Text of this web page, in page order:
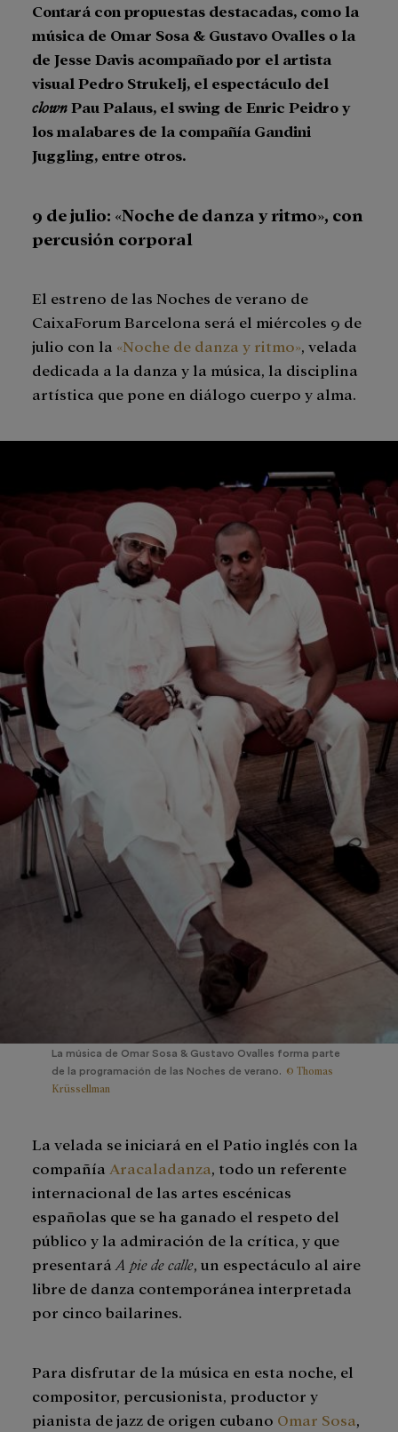
Contará con propuestas destacadas, como la
música de Omar Sosa & Gustavo Ovalles o la
de Jesse Davis acompañado por el artista
visual Pedro Strukelj, el espectáculo del
clownPau Palaus, el swing de Enric Peidro y
los malabares de la compañía Gandini
Juggling, entre otros.
9 de julio: «Noche de danza y ritmo», con
percusión corporal
El estreno de las Noches de verano de
CaixaForum Barcelona será el miércoles 9 de
julio con la «Noche de danza y ritmo», velada
dedicada a la danza y la música, la disciplina
artística que pone en diálogo cuerpo y alma.
La música de Omar Sosa & Gustavo Ovalles forma parte
de la programación de las Noches de verano. © Thomas
Krüssellman
La velada se iniciará en el Patio inglés con la
compañía Aracaladanza , todo un referente
internacional de las artes escénicas
españolas que se ha ganado el respeto del
público y la admiración de la crítica, y que
presentará A pie de calle , un espectáculo al aire
libre de danza contemporánea interpretada
por cinco bailarines.
Para disfrutar de la música en esta noche, el
compositor, percusionista, productor y
pianista de jazz de origen cubano Omar Sosa